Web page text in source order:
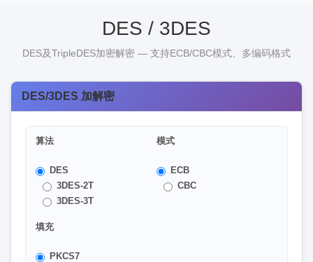
DES / 3DES
DES及TripleDES加密解密 — 支持ECB/CBC模式、多编码格式
DES/3DES 加解密
算法
DES
3DES-2T
3DES-3T
模式
ECB
CBC
填充
PKCS7